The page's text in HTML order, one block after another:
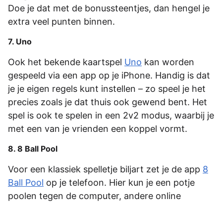
Doe je dat met de bonussteentjes, dan hengel je
extra veel punten binnen.
7. Uno
Ook het bekende kaartspel Uno kan worden
gespeeld via een app op je iPhone. Handig is dat
je je eigen regels kunt instellen – zo speel je het
precies zoals je dat thuis ook gewend bent. Het
spel is ook te spelen in een 2v2 modus, waarbij je
met een van je vrienden een koppel vormt.
8. 8 Ball Pool
Voor een klassiek spelletje biljart zet je de app 8
Ball Pool op je telefoon. Hier kun je een potje
poolen tegen de computer, andere online